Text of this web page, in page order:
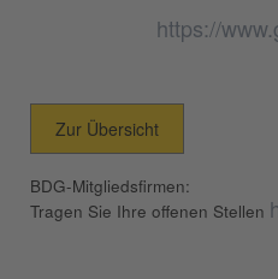
https://
Zur Übersicht
BDG-Mitgliedsfirmen:
Tragen Sie Ihre offenen Stellen